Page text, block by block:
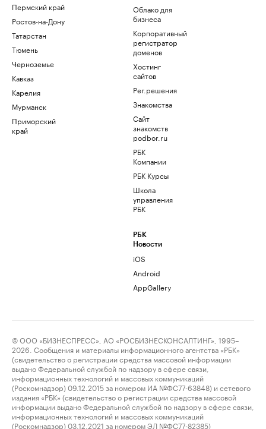
Пермский край
Ростов-на-Дону
Татарстан
Тюмень
Черноземье
Кавказ
Карелия
Мурманск
Приморский
край
Облако для
бизнеса
Корпоративный
регистратор
доменов
Хостинг
сайтов
Рег.решения
Знакомства
Сайт
знакомств
podbor.ru
РБК
Компании
РБК Курсы
Школа
управления
РБК
РБК
Новости
iOS
Android
AppGallery
© ООО «БИЗНЕСПРЕСС», АО «РОСБИЗНЕСКОНСАЛТИНГ», 1995–
2026. Сообщения и материалы информационного агентства «РБК»
(свидетельство о регистрации средства массовой информации
выдано Федеральной службой по надзору в сфере связи,
информационных технологий и массовых коммуникаций
(Роскомнадзор) 09.12.2015 за номером ИА №ФС77-63848) и сетевого
издания «РБК» (свидетельство о регистрации средства массовой
информации выдано Федеральной службой по надзору в сфере связи,
информационных технологий и массовых коммуникаций
(Роскомнадзор) 03.12.2021 за номером ЭЛ №ФС77-82385)